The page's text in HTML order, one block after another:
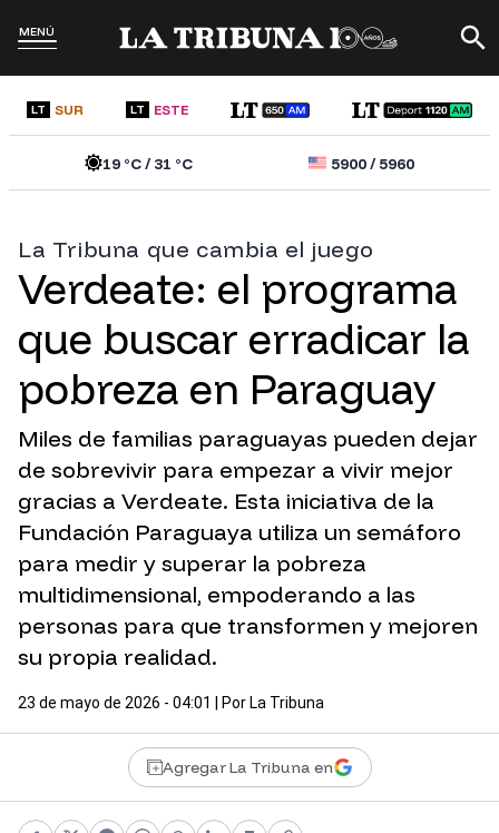
MENÚ
LT SUR LT ESTE
19°C /31 °C 5900/5960
La Tribuna que cambia el juego
Verdeate: el programa
que buscar erradicar la
pobreza en Paraguay
Miles de familias paraguayas pueden dejar
de sobrevivir para empezar a vivir mejor
gracias a Verdeate. Esta iniciativa de la
Fundación Paraguaya utiliza un semáforo
para medir y superar la pobreza
multidimensional, empoderando a las
personas para que transformen y mejoren
su propia realidad.
23 de mayo de 2026 - 04:01 | Por La Tribuna
Agregar La Tribuna en